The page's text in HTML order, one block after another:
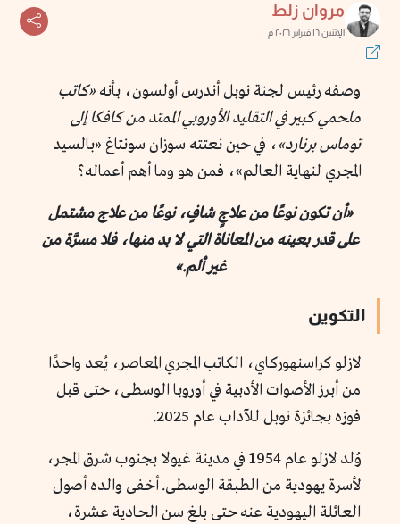
مروان زلط
الإثنين ١٦ فبراير ٢٠٢٦ م
وصفه رئيس لجنة نوبل أندرس أولسون، بأنه «كاتب
ملحمي كبير في التقليد الأوروبي الممتد من كافكا إلى
توماس برنارد»، في حين نعتته سوزان سونتاغ «بالسيد
المجري لنهاية العالم»، فمن هو وما أهم أعماله؟
«أن تكون نوعًا من علاجٍ شافٍ، نوعًا من علاج مشتمل
على قدر بعينه من المعاناة التي لا بد منها، فلا مسرَّة من
غير ألم.»
التكوين
لازلو كراسنهوركاي، الكاتب المجري المعاصر، يُعد واحدًا
من أبرز الأصوات الأدبية في أوروبا الوسطى، حتى قبل
فوزه بجائزة نوبل للآداب عام 2025.
وُلد لازلو عام 1954 في مدينة غيولا بجنوب شرق المجر،
لأسرة يهودية من الطبقة الوسطى. أخفى والده أصول
العائلة اليهودية عنه حتى بلغ سن الحادية عشرة،